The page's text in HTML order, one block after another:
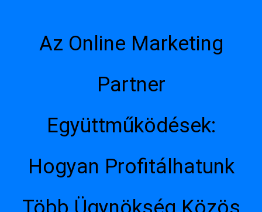
Az Online Marketing
Partner
Együttműködések:
Hogyan Profitálhatunk